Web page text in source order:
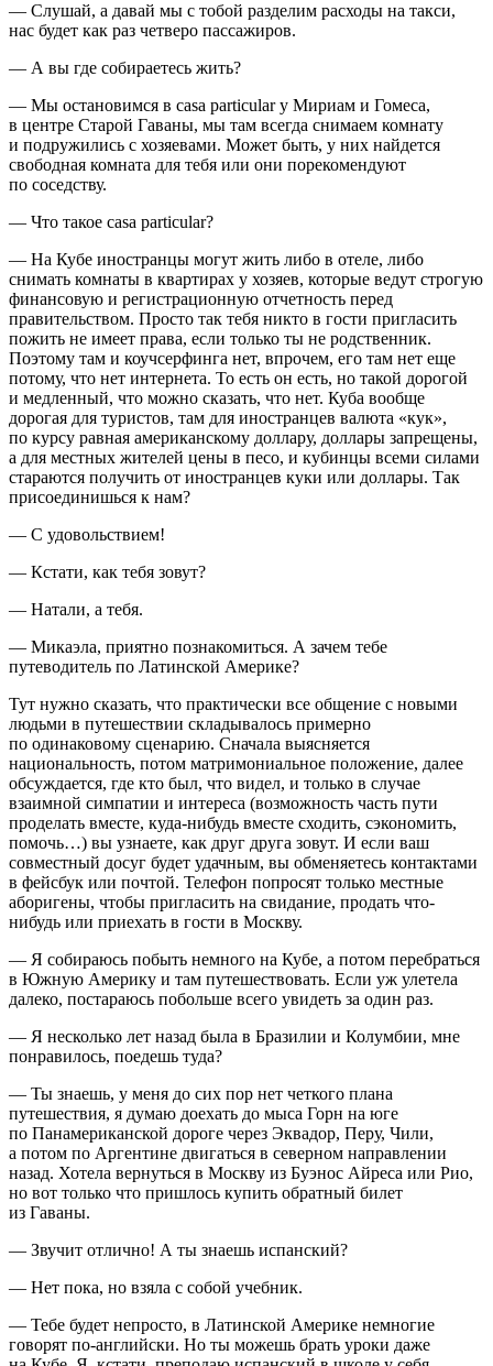
— Слушай, а давай мы с тобой разделим расходы на такси,
нас будет как раз четверо пассажиров.
— А вы где собираетесь жить?
— Мы остановимся в casa particular у Мириам и Гомеса,
в центре Старой Гаваны, мы там всегда снимаем комнату
и подружились с хозяевами. Может быть, у них найдется
свободная комната для тебя или они порекомендуют
по соседству.
— Что такое casa particular?
— На Кубе иностранцы могут жить либо в отеле, либо
снимать комнаты в квартирах у хозяев, которые ведут строгую
финансовую и регистрационную отчетность перед
правительством. Просто так тебя никто в гости пригласить
пожить не имеет права, если только ты не родственник.
Поэтому там и коучсерфинга нет, впрочем, его там нет еще
потому, что нет интернета. То есть он есть, но такой дорогой
и медленный, что можно сказать, что нет. Куба вообще
дорогая для туристов, там для иностранцев валюта «кук»,
по курсу равная американскому доллару, доллары запрещены,
а для местных жителей цены в песо, и кубинцы всеми силами
стараются получить от иностранцев куки или доллары. Так
присоединишься к нам?
— С удовольствием!
— Кстати, как тебя зовут?
— Натали, а тебя.
— Микаэла, приятно познакомиться. А зачем тебе
путеводитель по Латинской Америке?
Тут нужно сказать, что практически все общение с новыми
людьми в путешествии складывалось примерно
по одинаковому сценарию. Сначала выясняется
национальность, потом матримониальное положение, далее
обсуждается, где кто был, что видел, и только в случае
взаимной симпатии и интереса (возможность часть пути
проделать вместе, куда-нибудь вместе сходить, сэкономить,
помочь…) вы узнаете, как друг друга зовут. И если ваш
совместный досуг будет удачным, вы обменяетесь контактами
в фейсбук или почтой. Телефон попросят только местные
аборигены, чтобы пригласить на свидание, продать что-
нибудь или приехать в гости в Москву.
— Я собираюсь побыть немного на Кубе, а потом перебраться
в Южную Америку и там путешествовать. Если уж улетела
далеко, постараюсь побольше всего увидеть за один раз.
— Я несколько лет назад была в Бразилии и Колумбии, мне
понравилось, поедешь туда?
— Ты знаешь, у меня до сих пор нет четкого плана
путешествия, я думаю доехать до мыса Горн на юге
по Панамериканской дороге через Эквадор, Перу, Чили,
а потом по Аргентине двигаться в северном направлении
назад. Хотела вернуться в Москву из Буэнос Айреса или Рио,
но вот только что пришлось купить обратный билет
из Гаваны.
— Звучит отлично! А ты знаешь испанский?
— Нет пока, но взяла с собой учебник.
— Тебе будет непросто, в Латинской Америке немногие
говорят по-английски. Но ты можешь брать уроки даже